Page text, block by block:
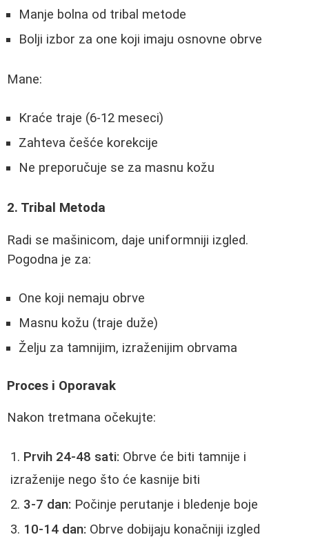
Manje bolna od tribal metode
Bolji izbor za one koji imaju osnovne obrve
Mane:
Kraće traje (6-12 meseci)
Zahteva češće korekcije
Ne preporučuje se za masnu kožu
2. Tribal Metoda
Radi se mašinicom, daje uniformniji izgled.
Pogodna je za:
One koji nemaju obrve
Masnu kožu (traje duže)
Želju za tamnijim, izraženijim obrvama
Proces i Oporavak
Nakon tretmana očekujte:
Prvih 24-48 sati: Obrve će biti tamnije i
izraženije nego što će kasnije biti
3-7 dan: Počinje perutanje i bledenje boje
10-14 dan: Obrve dobijaju konačniji izgled